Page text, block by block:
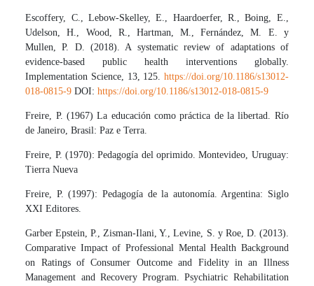
Escoffery, C., Lebow-Skelley, E., Haardoerfer, R., Boing, E.,
Udelson, H., Wood, R., Hartman, M., Fernández, M. E. y
Mullen, P. D. (2018). A systematic review of adaptations of
evidence-based public health interventions globally.
Implementation Science, 13, 125. https://doi.org/10.1186/s13012-
018-0815-9 DOI:https://doi.org/10.1186/s13012-018-0815-9
Freire, P. (1967) La educación como práctica de la libertad. Río
de Janeiro, Brasil: Paz e Terra.
Freire, P. (1970): Pedagogía del oprimido. Montevideo, Uruguay:
Tierra Nueva
Freire, P. (1997): Pedagogía de la autonomía. Argentina: Siglo
XXI Editores.
Garber Epstein, P., Zisman-Ilani, Y., Levine, S. y Roe, D. (2013).
Comparative Impact of Professional Mental Health Background
on Ratings of Consumer Outcome and Fidelity in an Illness
Management and Recovery Program. Psychiatric Rehabilitation